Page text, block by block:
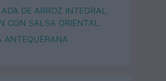
DE ARROZ INTEGRAL
CON SALSA ORIENTAL
ANTEQUERANA